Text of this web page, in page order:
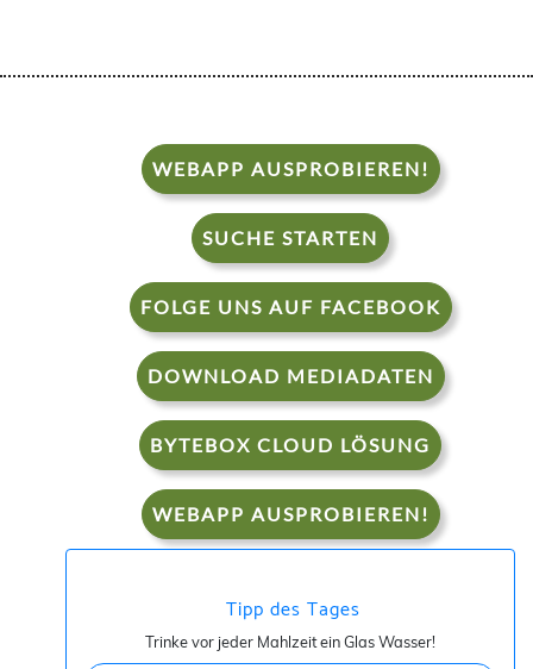
WEBAPP AUSPROBIEREN!
SUCHE STARTEN
FOLGE UNS AUF FACEBOOK
DOWNLOAD MEDIADATEN
BYTEBOX CLOUD LÖSUNG
WEBAPP AUSPROBIEREN!
Tipp des Tages
Trinke vor jeder Mahlzeit ein Glas Wasser!